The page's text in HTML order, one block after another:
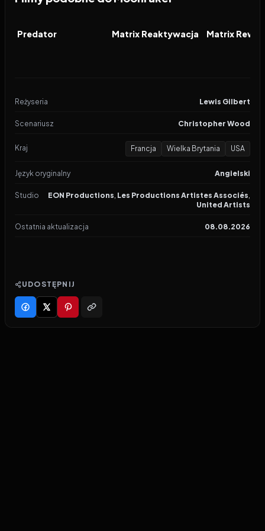
FILM
Predator FILM
Matrix Reaktywacja FILM
Matrix
Reżyseria Lewis Gilbert
Scenariusz Christopher Wood
Kraj Francja Wielka Brytania USA
Język oryginalny Angielski
Studio EON Productions, Les Productions Artistes Associés,
United Artists
Ostatnia aktualizacja 08.08.2026
UDOSTĘPNIJ